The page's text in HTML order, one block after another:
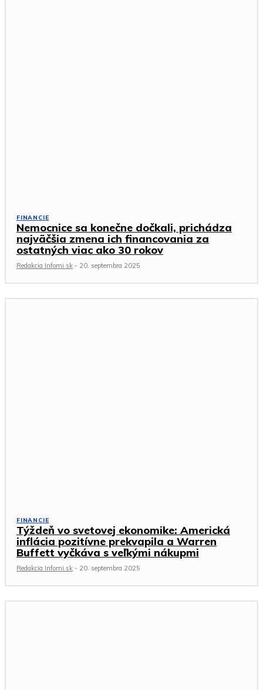
FINANCIE
Nemocnice sa konečne dočkali, prichádza
najväčšia zmena ich financovania za
ostatných viac ako 30 rokov
Redakcia Infomi.sk - 20. septembra 2025
FINANCIE
Týždeň vo svetovej ekonomike: Americká
inflácia pozitívne prekvapila a Warren
Buffett vyčkáva s veľkými nákupmi
Redakcia Infomi.sk - 20. septembra 2025